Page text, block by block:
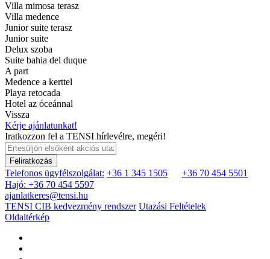
Villa mimosa terasz
Villa medence
Junior suite terasz
Junior suite
Delux szoba
Suite bahia del duque
A part
Medence a kerttel
Playa retocada
Hotel az óceánnal
Vissza
Kérje ajánlatunkat!
Iratkozzon fel a TENSI hírlevélre, megéri!
Feliratkozás
Telefonos ügyfélszolgálat: +36 1 345 1505
+36 70 454 5501
Hajó: +36 70 454 5597
ajanlatkeres@tensi.hu
TENSI CIB kedvezmény rendszer Utazási Feltételek
Oldaltérkép